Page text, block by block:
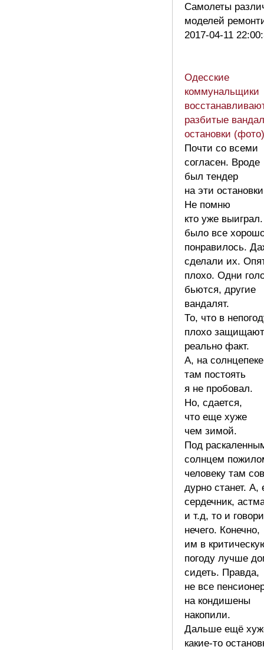
Самолеты
моделей
2017-04-11
Одесские
коммунальщики
разбитые
остановки (фото)
Почти со всеми
согласен. Вроде
был тендер
на эти
Не помню
кто уже
было все
понравилось.
сделали их.
плохо. Одни
бьются, другие
вандалят.
То, что в
плохо
реально факт.
А, на солнцепеке
там постоять
я не пробовал.
Но, сдается,
что еще хуже
чем зимой.
Под
солнцем
человеку там
дурно станет. А,
сердечник,
и т.д, то и
нечего. Конечно,
им в
погоду лучше
сидеть. Правда,
не все
на кондишены
накопили.
Дальше ещё
какие-то